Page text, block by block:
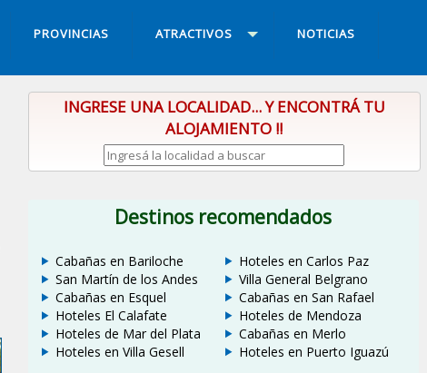
PROVINCIAS ATRACTIVOS NOTICIAS
INGRESE UNA LOCALIDAD... Y ENCONTRÁ TU
ALOJAMIENTO !!
Destinos recomendados
Cabañas en Bariloche
San Martín de los Andes
Cabañas en Esquel
Hoteles El Calafate
Hoteles de Mar del Plata
Hoteles en Villa Gesell
Hoteles en Carlos Paz
Villa General Belgrano
Cabañas en San Rafael
Hoteles de Mendoza
Cabañas en Merlo
Hoteles en Puerto Iguazú